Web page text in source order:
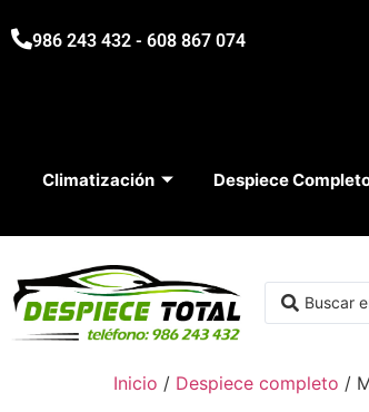
986 243 432 - 608 867 074
Climatización Despiece
Inicio / Despiece completo /